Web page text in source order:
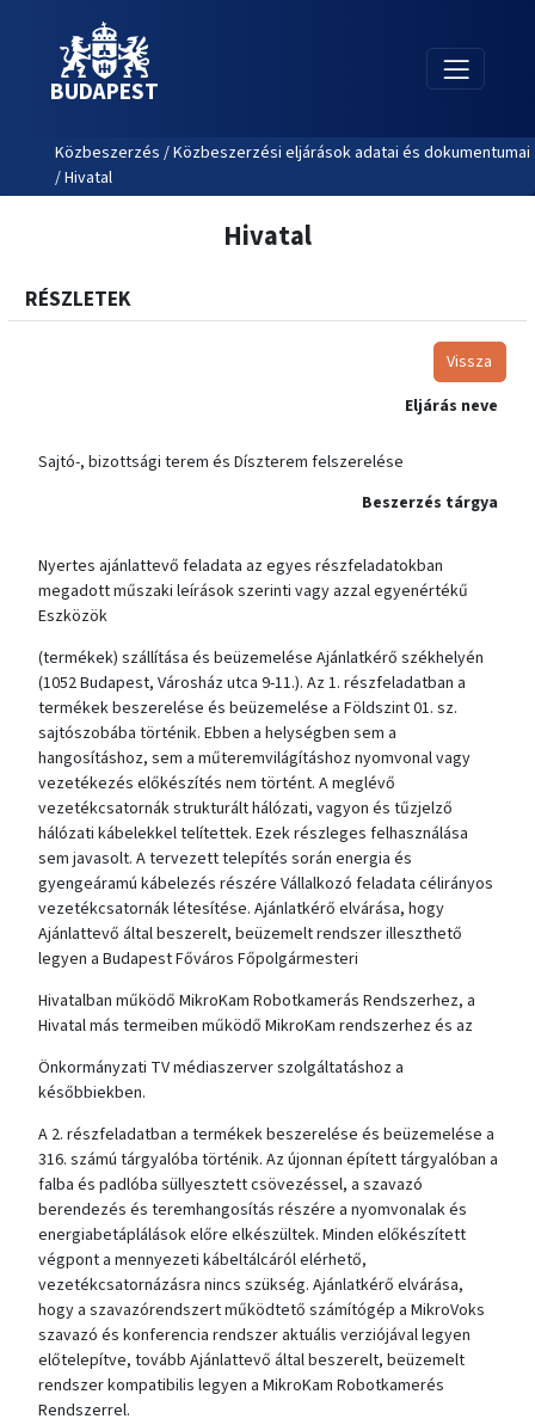
BUDAPEST
Közbeszerzés / Közbeszerzési eljárások adatai és dokumentumai
/ Hivatal
Hivatal
RÉSZLETEK
Vissza
Eljárás neve
Sajtó-, bizottsági terem és Díszterem felszerelése
Beszerzés tárgya
Nyertes ajánlattevő feladata az egyes részfeladatokban
megadott műszaki leírások szerinti vagy azzal egyenértékű
Eszközök
(termékek) szállítása és beüzemelése Ajánlatkérő székhelyén
(1052 Budapest, Városház utca 9-11.). Az 1. részfeladatban a
termékek beszerelése és beüzemelése a Földszint 01. sz.
sajtószobába történik. Ebben a helységben sem a
hangosításhoz, sem a műteremvilágításhoz nyomvonal vagy
vezetékezés előkészítés nem történt. A meglévő
vezetékcsatornák strukturált hálózati, vagyon és tűzjelző
hálózati kábelekkel telítettek. Ezek részleges felhasználása
sem javasolt. A tervezett telepítés során energia és
gyengeáramú kábelezés részére Vállalkozó feladata célirányos
vezetékcsatornák létesítése. Ajánlatkérő elvárása, hogy
Ajánlattevő által beszerelt, beüzemelt rendszer illeszthető
legyen a Budapest Főváros Főpolgármesteri
Hivatalban működő MikroKam Robotkamerás Rendszerhez, a
Hivatal más termeiben működő MikroKam rendszerhez és az
Önkormányzati TV médiaszerver szolgáltatáshoz a
későbbiekben.
A 2. részfeladatban a termékek beszerelése és beüzemelése a
316. számú tárgyalóba történik. Az újonnan épített tárgyalóban a
falba és padlóba süllyesztett csövezéssel, a szavazó
berendezés és teremhangosítás részére a nyomvonalak és
energiabetáplálások előre elkészültek. Minden előkészített
végpont a mennyezeti kábeltálcáról elérhető,
vezetékcsatornázásra nincs szükség. Ajánlatkérő elvárása,
hogy a szavazórendszert működtető számítógép a MikroVoks
szavazó és konferencia rendszer aktuális verziójával legyen
előtelepítve, tovább Ajánlattevő által beszerelt, beüzemelt
rendszer kompatibilis legyen a MikroKam Robotkamerés
Rendszerrel.